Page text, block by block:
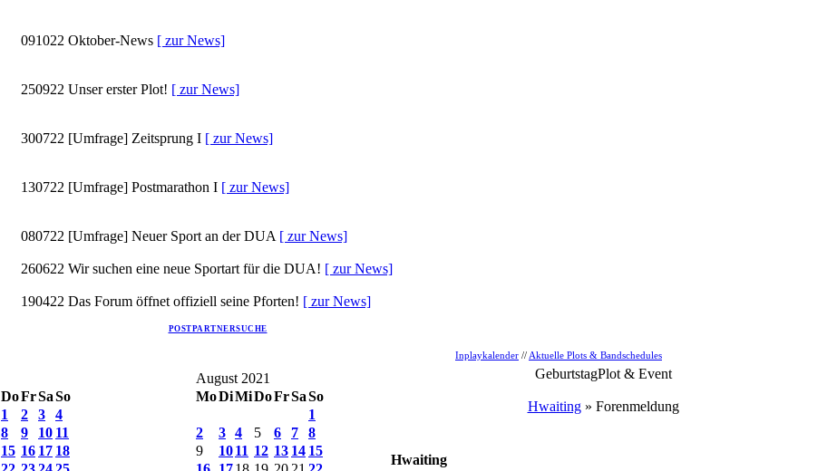
091022 Oktober-News [ zur News]
250922 Unser erster Plot! [ zur News]
300722 [Umfrage] Zeitsprung I [ zur News]
130722 [Umfrage] Postmarathon I [ zur News]
080722 [Umfrage] Neuer Sport an der DUA [ zur News]
260622 Wir suchen eine neue Sportart für die DUA! [ zur News]
190422 Das Forum öffnet offiziell seine Pforten! [ zur News]
POSTPARTNERSUCHE
Inplaykalender // Aktuelle Plots & Bandschedules
DoFrSaSo
1
2 3
4
8 9 10 11
15 16 17 18
August 2021
MoDiMiDoFrSaSo
1
2
3 4 5 6 7
8
9
1011 12 13 14 15
GeburtstagPlot & Event
Hwaiting » Forenmeldung
Hwaiting